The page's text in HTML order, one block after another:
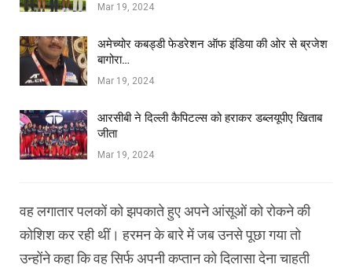
Mar 19, 2024
अमेच्योर कबड्डी फेडरेशन ऑफ इंडिया की ओर से ब्रजेश
बागोरा…
Mar 19, 2024
आरसीबी ने दिल्ली कैपिटल्स को हराकर डब्लयूपीए खिताब
जीता
Mar 19, 2024
वह लगातार पलकों को झपकाते हुए अपने आंसूओं को रोकने की
कोशिश कर रही थीं। हरमन के बारे में जब उनसे पूछा गया तो
उन्होंने कहा कि वह सिर्फ अपनी कप्तान को दिलासा देना चाहती